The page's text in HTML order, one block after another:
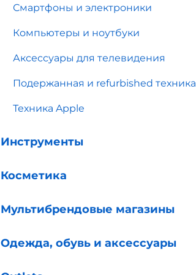
Смартфоны и электроники
Компьютеры и ноутбуки
Аксессуары для телевидения
Подержанная и refurbished техника
Техника Apple
Инструменты
Косметика
Мультибрендовые магазины
Одежда, обувь и аксессуары